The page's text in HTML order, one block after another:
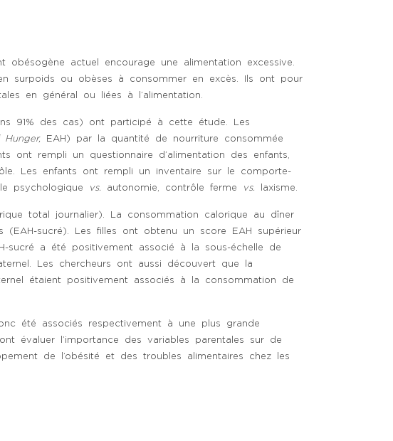
obésogène actuel encourage une alimentation excessive.
surpoids ou obèses à consommer en excès. Ils ont pour
en général ou liées à l’alimentation.
91% des cas) ont participé à cette étude. Les
EAH) par la quantité de nourriture consommée
ont rempli un questionnaire d’alimentation des enfants,
Les enfants ont rempli un inventaire sur le comporte-
psychologique vs. autonomie, contrôle ferme vs. laxisme.
total journalier). La consommation calorique au dîner
sucré). Les filles ont obtenu un score EAH supérieur
a été positivement associé à la sous-échelle de
Les chercheurs ont aussi découvert que la
étaient positivement associés à la consommation de
été associés respectivement à une plus grande
évaluer l’importance des variables parentales sur de
de l’obésité et des troubles alimentaires chez les